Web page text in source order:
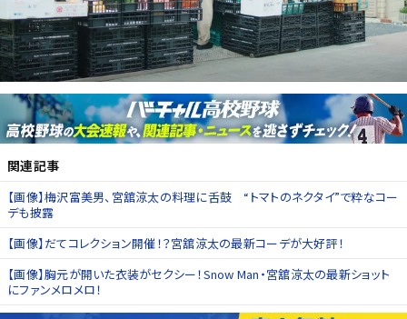
関連記事
【画像】梅沢富美男、宮舘涼太の料理に舌鼓 “トマトのネクタイ”で粋なコー
デも披露
【画像】だてコレクション開催！？宮舘涼太の最新コーデが大好評！
【画像】胸元が開いた衣装がセクシー！Snow Man・宮舘涼太の最新ショット
にファンメロメロ！